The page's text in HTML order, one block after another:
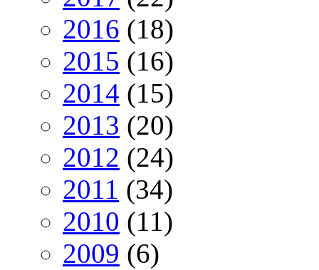
2016 (18)
2015 (16)
2014 (15)
2013 (20)
2012 (24)
2011 (34)
2010 (11)
2009 (6)